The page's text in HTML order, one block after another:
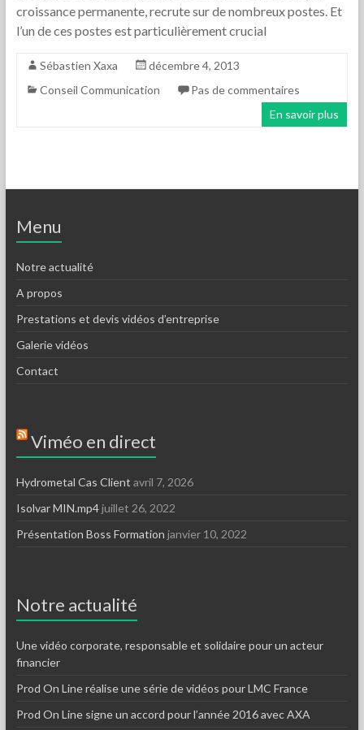
croissance permanente, recrute sur de nombreux postes. Et
l’un de ces postes est particulièrement crucial
Sébastien Xaxa
décembre 4, 2013
Conseil Communication
Pas de commentaires
En savoir plus
Menu
Notre actualité
A propos
Prestations et devis vidéos d’entreprise
Galerie vidéos
Contact
Viméo en direct
Hydrometal Cas Client avril 7, 2026
Isolvar MIN.mp4juillet 26, 2022
Présentation Boss Formation janvier 10, 2022
Notre actualité
Une vidéo corporate, responsable et solidaire pour un acteur
financier
Prod On Line réalise une série de vidéos pour LMC France
Prod On Line signe un accord pour l’année 2016 avec AXA